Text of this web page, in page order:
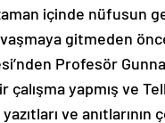
içinde nüfusun
gitmeden
Profesör
yapmış ve
ve